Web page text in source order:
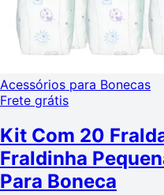
Acessórios para Bonecas
Frete grátis
Kit Com 20
Fraldinha
Para Boneca